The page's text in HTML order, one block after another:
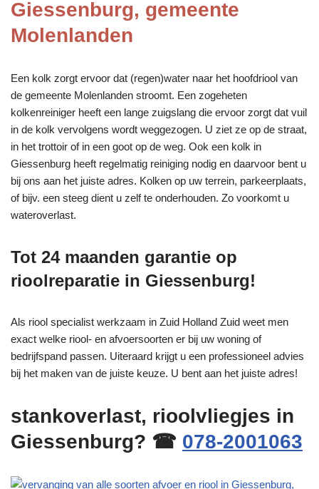
Giessenburg, gemeente
Molenlanden
Een kolk zorgt ervoor dat (regen)water naar het hoofdriool van
de gemeente Molenlanden stroomt. Een zogeheten
kolkenreiniger heeft een lange zuigslang die ervoor zorgt dat vuil
in de kolk vervolgens wordt weggezogen. U ziet ze op de straat,
in het trottoir of in een goot op de weg. Ook een kolk in
Giessenburg heeft regelmatig reiniging nodig en daarvoor bent u
bij ons aan het juiste adres. Kolken op uw terrein, parkeerplaats,
of bijv. een steeg dient u zelf te onderhouden. Zo voorkomt u
wateroverlast.
Tot 24 maanden garantie op
rioolreparatie in Giessenburg!
Als riool specialist werkzaam in Zuid Holland Zuid weet men
exact welke riool- en afvoersoorten er bij uw woning of
bedrijfspand passen. Uiteraard krijgt u een professioneel advies
bij het maken van de juiste keuze. U bent aan het juiste adres!
stankoverlast, rioolvliegjes in
Giessenburg? ☎ 078-2001063